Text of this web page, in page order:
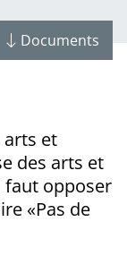
Documents
arts et
des arts et
faut opposer
«Pas de